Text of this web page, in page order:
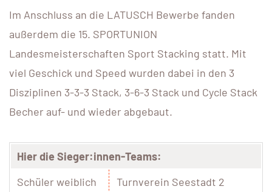
Im Anschluss an die LATUSCH Bewerbe fanden
außerdem die 15. SPORTUNION
Landesmeisterschaften Sport Stacking statt. Mit
viel Geschick und Speed wurden dabei in den 3
Disziplinen 3-3-3 Stack, 3-6-3 Stack und Cycle Stack
Becher auf- und wieder abgebaut.
Hier die Sieger:innen-Teams:
Schüler weiblich
Turnverein Seestadt 2